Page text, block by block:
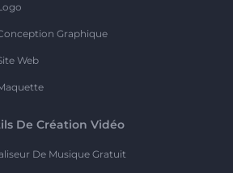
Graphique
Web
De Création Vidéo
De Musique Gratuit